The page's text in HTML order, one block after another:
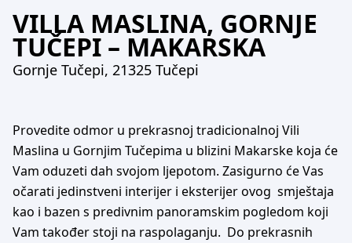
VILLA MASLINA, GORNJE
TUČEPI – MAKARSKA
Gornje Tučepi, 21325 Tučepi
Provedite odmor u prekrasnoj tradicionalnoj Vili
Maslina u Gornjim Tučepima u blizini Makarske koja će
Vam oduzeti dah svojom ljepotom. Zasigurno će Vas
očarati jedinstveni interijer i eksterijer ovog smještaja
kao i bazen s predivnim panoramskim pogledom koji
Vam također stoji na raspolaganju. Do prekrasnih